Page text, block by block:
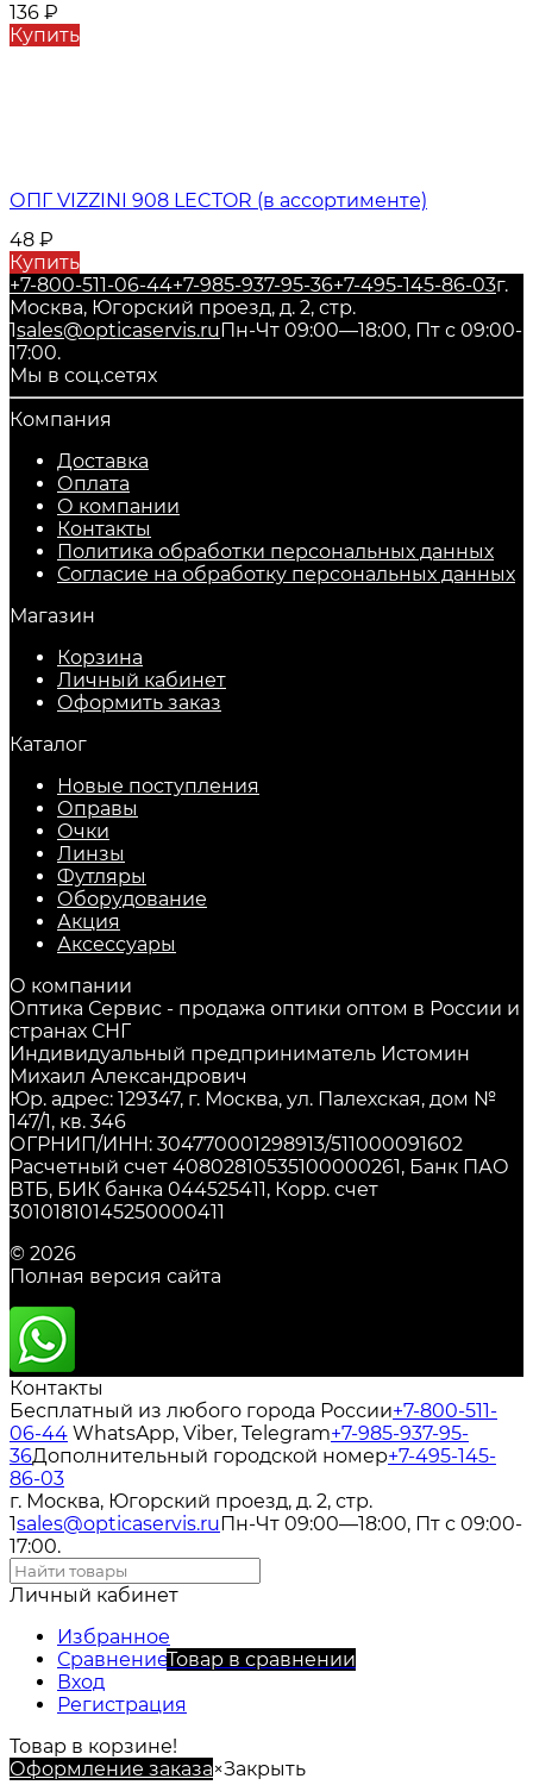
136 ₽
Купить
ОПГ VIZZINI 908 LECTOR (в ассортименте)
48 ₽
Купить
+7-800-511-06-44+7-985-937-95-36+7-495-145-86-03г.
Москва, Югорский проезд, д. 2, стр.
1sales@opticaservis.ruПн-Чт 09:00—18:00, Пт с 09:00-
17:00.
Мы в соц.сетях
Компания
Доставка
Оплата
О компании
Контакты
Политика обработки персональных данных
Согласие на обработку персональных данных
Магазин
Корзина
Личный кабинет
Оформить заказ
Каталог
Новые поступления
Оправы
Очки
Линзы
Футляры
Оборудование
Акция
Аксессуары
О компании
Оптика Сервис - продажа оптики оптом в России и
странах СНГ
Индивидуальный предприниматель Истомин
Михаил Александрович
Юр. адрес: 129347, г. Москва, ул. Палехская, дом №
147/1, кв. 346
ОГРНИП/ИНН: 304770001298913/511000091602
Расчетный счет 40802810535100000261, Банк ПАО
ВТБ, БИК банка 044525411, Корр. счет
30101810145250000411
© 2026
Полная версия сайта
Контакты
Бесплатный из любого города России+7-800-511-
06-44 WhatsApp, Viber, Telegram+7-985-937-95-
36Дополнительный городской номер+7-495-145-
86-03
г. Москва, Югорский проезд, д. 2, стр.
1sales@opticaservis.ruПн-Чт 09:00—18:00, Пт с 09:00-
17:00.
Личный кабинет
Избранное
СравнениеТовар в сравнении
Вход
Регистрация
Товар в корзине!
Оформление заказа×Закрыть